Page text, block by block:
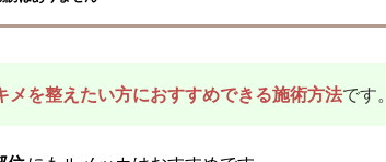
メを整えたい方におすすめできる施術方法です。